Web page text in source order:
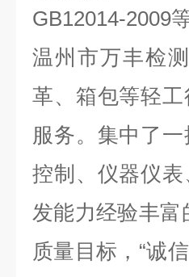
GB12014-2009
温州市万丰检
革、箱包等轻
服务。集中了
控制、仪器仪
发能力经验丰富
质量目标，“诚